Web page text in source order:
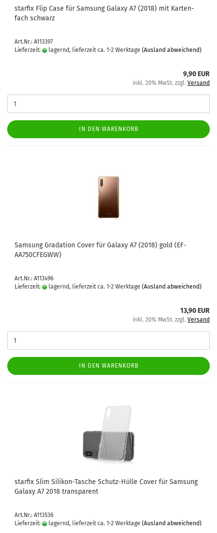
star­fix Flip Case für Sam­sung Ga­la­xy A7 (2018) mit Kar­ten­
fach schwarz
Art.Nr.: A113397
Lieferzeit:
lagernd, lieferzeit ca. 1-2 Werktage (Ausland abweichend)
9,90 EUR
inkl. 20% MwSt. zzgl. Versand
IN DEN WARENKORB
Sam­sung Gra­da­ti­on Cover für Ga­la­xy A7 (2018) gold (EF-​
AA750CFEGWW)
Art.Nr.: A113496
Lieferzeit:
lagernd, lieferzeit ca. 1-2 Werktage (Ausland abweichend)
13,90 EUR
inkl. 20% MwSt. zzgl. Versand
IN DEN WARENKORB
star­fix Slim Silikon-​​Ta­sche Schutz-​​Hülle Cover für Sam­sung
Ga­la­xy A7 2018 trans­pa­rent
Art.Nr.: A113536
Lieferzeit:
lagernd, lieferzeit ca. 1-2 Werktage (Ausland abweichend)